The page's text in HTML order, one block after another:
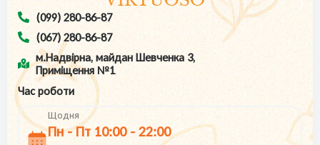
(099) 280-86-87
(067) 280-86-87
м.Надвірна, майдан Шевченка 3,
Приміщення №1
Час роботи
Щодня
Пн - Пт 10:00 - 22:00